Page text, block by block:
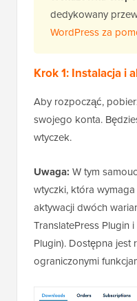
dedykowany
WordPress za
Krok 1: Instalacja i
Aby rozpocząć,
swojego konta.
wtyczek.
Uwaga: W tym
wtyczki, która
aktywacji dwóch
TranslatePress Plugin
Plugin). Dostępna jest
ograniczonymi